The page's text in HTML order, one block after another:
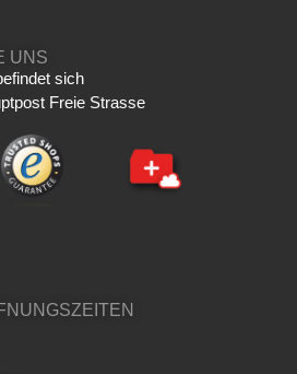
UNS
sich
Freie Strasse